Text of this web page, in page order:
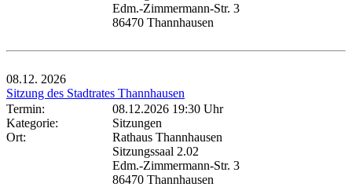
Edm.-Zimmermann-Str. 3
86470 Thannhausen
08.12. 2026
Sitzung des Stadtrates Thannhausen
Termin:
08.12.2026 19:30 Uhr
Kategorie:
Sitzungen
Ort:
Rathaus Thannhausen
Sitzungssaal 2.02
Edm.-Zimmermann-Str. 3
86470 Thannhausen